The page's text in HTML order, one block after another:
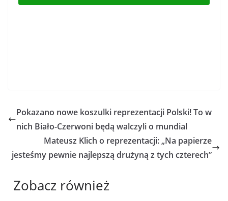
Pokazano nowe koszulki reprezentacji Polski! To w
nich Biało-Czerwoni będą walczyli o mundial
Mateusz Klich o reprezentacji: „Na papierze
jesteśmy pewnie najlepszą drużyną z tych czterech”
Zobacz również